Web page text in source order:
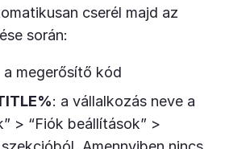
cserél majd az
során:
a megerősítő kód
: a vállalkozás neve a
> “Fiók beállítások” >